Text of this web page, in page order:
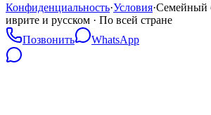
Конфиденциальность·Условия·Семейный
иврите и русском · По всей стране
Позвонить
WhatsApp